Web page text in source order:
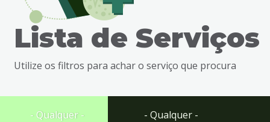
busca
Ir
Lista de Serviços
Utilize os filtros para achar o serviço que procura
- Qualquer - - Qualquer -